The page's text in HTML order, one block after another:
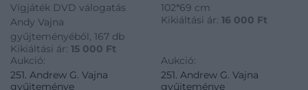
Vígjáték DVD válogatás
Andy Vajna
gyűjteményéből, 167 db
Kikiáltási ár: 15 000 Ft
Aukció:
251. Andrew G. Vajna
gyűjteménye
102*69 cm
Kikiáltási ár: 16 000 Ft
Aukció:
251. Andrew G. Vajna
gyűjteménye